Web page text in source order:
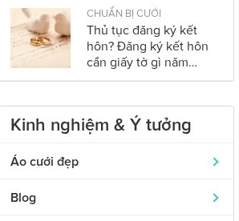
CHUẨN BỊ CƯỚI
Thủ tục đăng ký kết
hôn? Đăng ký kết hôn
cần giấy tờ gì năm
2023?
Kinh nghiệm & Ý tưởng
Áo cưới đẹp
Áo dài cưới
319
Blog